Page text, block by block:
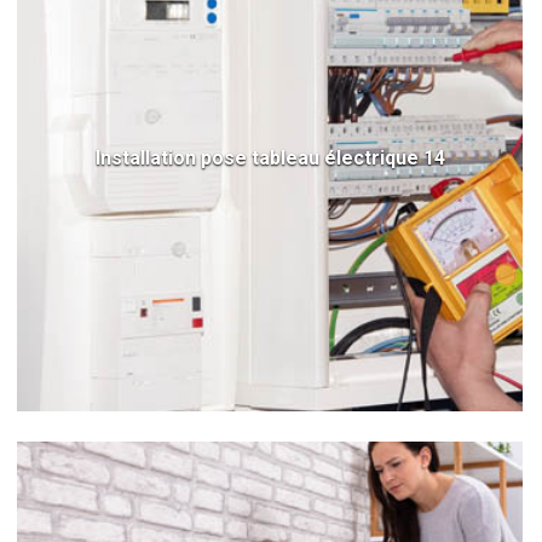
Installation pose tableau électrique 14